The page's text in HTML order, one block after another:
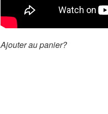
Ajouter au panier?